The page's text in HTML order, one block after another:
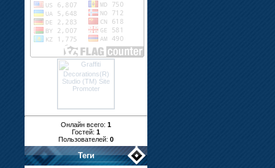
Онлайн всего: 1
Гостей: 1
Пользователей: 0
Теги